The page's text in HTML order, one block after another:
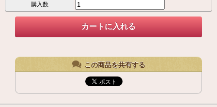
購入数
この商品を共有する